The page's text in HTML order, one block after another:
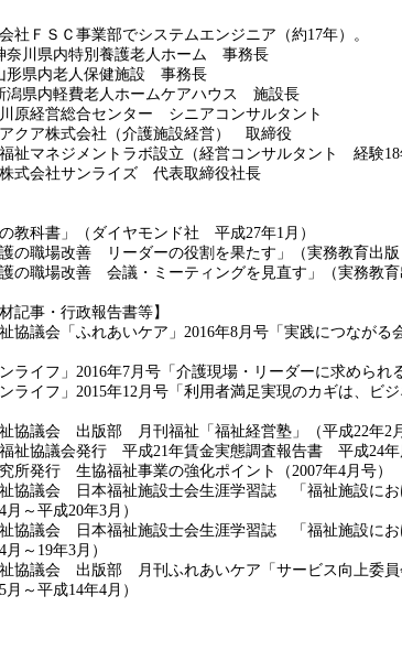
社ＦＳＣ事業部でシステムエンジニア（約17年）。
川県内特別養護老人ホーム 事務長
県内老人保健施設 事務長
県内軽費老人ホームケアハウス 施設長
原経営総合センター シニアコンサルタント
クア株式会社（介護施設経営） 取締役
祉マネジメントラボ設立（経営コンサルタント 経験18
式会社サンライズ 代表取締役社長
の教科書」（ダイヤモンド社 平成27年1月）
護の職場改善 リーダーの役割を果たす」（実務教育出
護の職場改善 会議・ミーティングを見直す」（実務教
記事・行政報告書等】
協議会「ふれあいケア」2016年8月号「実践につながる
ンライフ」2016年7月号「介護現場・リーダーに求められ
ンライフ」2015年12月号「利用者満足実現のカギは、ビ
協議会 出版部 月刊福祉「福祉経営塾」（平成22年2月
祉協議会発行 平成21年賃金実態調査報告書 平成24
所発行 生協福祉事業の強化ポイント（2007年4月号）
協議会 日本福祉施設士会生涯学習誌 「福祉施設にお
月～平成20年3月）
協議会 日本福祉施設士会生涯学習誌 「福祉施設にお
月～19年3月）
協議会 出版部 月刊ふれあいケア「サービス向上委員
月～平成14年4月）